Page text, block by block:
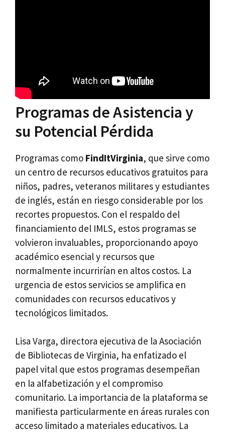
Programas de Asistencia y
su Potencial Pérdida
Programas como FindItVirginia, que sirve como
un centro de recursos educativos gratuitos para
niños, padres, veteranos militares y estudiantes
de inglés, están en riesgo considerable por los
recortes propuestos. Con el respaldo del
financiamiento del IMLS, estos programas se
volvieron invaluables, proporcionando apoyo
académico esencial y recursos que
normalmente incurrirían en altos costos. La
urgencia de estos servicios se amplifica en
comunidades con recursos educativos y
tecnológicos limitados.
Lisa Varga, directora ejecutiva de la Asociación
de Bibliotecas de Virginia, ha enfatizado el
papel vital que estos programas desempeñan
en la alfabetización y el compromiso
comunitario. La importancia de la plataforma se
manifiesta particularmente en áreas rurales con
acceso limitado a materiales educativos. La